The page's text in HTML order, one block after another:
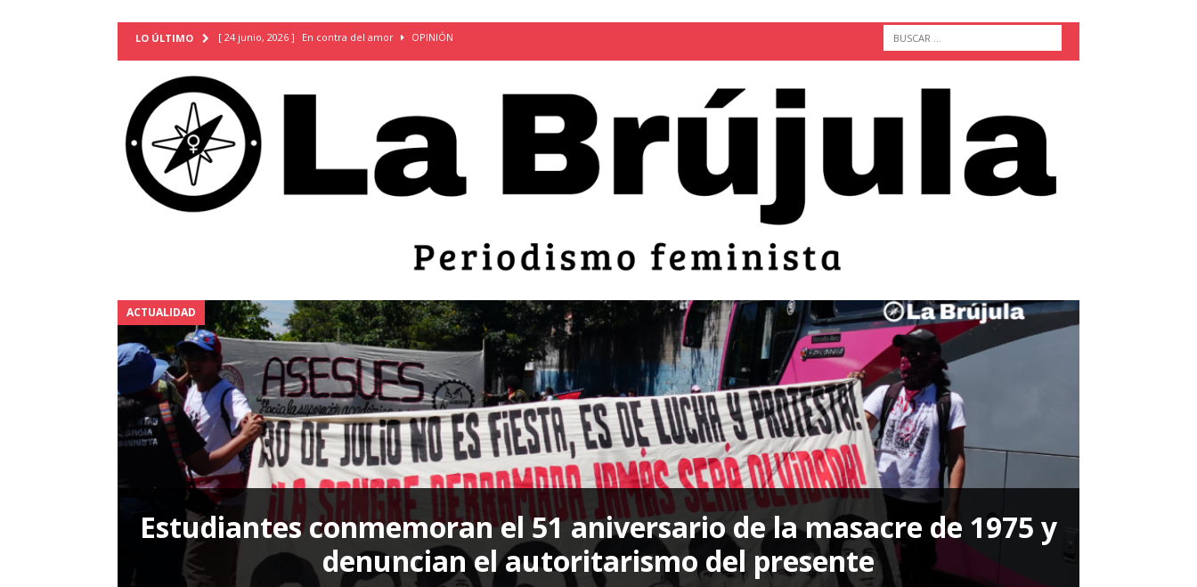
LO ÚLTIMO [ 24 junio, 2026 ] En contra del amor OPINIÓN
TERRITORIO
[ 21 febrero, 2026 ] Cuando la prevención de embarazos en niñas y adolescentes desaparece del territorio
INVESTIGACIONES
[ 31 julio, 2026 ] Estudiantes conmemoran el 51 aniversario de la masacre de 1975 y denuncian el
Piden mantener la libertad provisional de Sandra Leticia Hernández: víctima del régimen de
[ 28 julio, 2026 ] ARENA y FMLN apuestan por mujeres en sus fórmulas presidenciales para 2027
ACTUALIDAD
[ 24 julio, 2026 ] A María Hildaura le falló el Estado OPINIÓN
[ 28 julio, 2026 ] Más allá de los casos: cómo entender el VIH en El Salvador ACTUALIDAD
ACTUALIDAD
Estudiantes conmemoran el 51 aniversario de la masacre de 1975 y
denuncian el autoritarismo del presente